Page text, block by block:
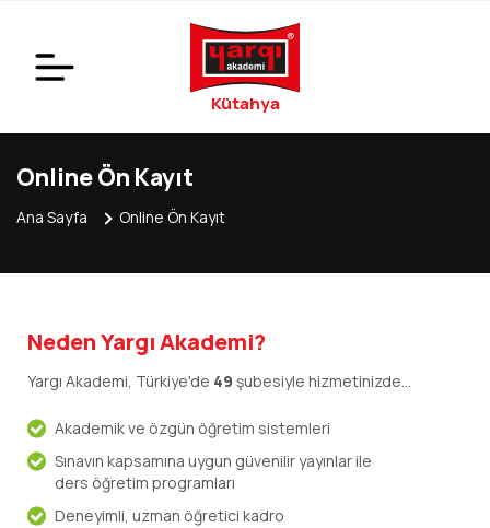
Kütahya
Online Ön Kayıt
Ana Sayfa Online Ön Kayıt
Neden Yargı Akademi?
Yargı Akademi, Türkiye'de 49 şubesiyle hizmetinizde...
Akademik ve özgün öğretim sistemleri
Sınavın kapsamına uygun güvenilir yayınlar ile
ders öğretim programları
Deneyimli, uzman öğretici kadro